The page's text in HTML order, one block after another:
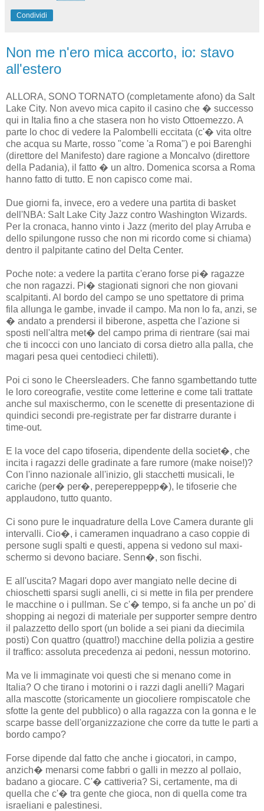
Condividi
Non me n'ero mica accorto, io: stavo
all'estero
ALLORA, SONO TORNATO (completamente afono) da Salt
Lake City. Non avevo mica capito il casino che � successo
qui in Italia fino a che stasera non ho visto Ottoemezzo. A
parte lo choc di vedere la Palombelli eccitata (c'� vita oltre
che acqua su Marte, rosso "come 'a Roma") e poi Barenghi
(direttore del Manifesto) dare ragione a Moncalvo (direttore
della Padania), il fatto � un altro. Domenica scorsa a Roma
hanno fatto di tutto. E non capisco come mai.
Due giorni fa, invece, ero a vedere una partita di basket
dell'NBA: Salt Lake City Jazz contro Washington Wizards.
Per la cronaca, hanno vinto i Jazz (merito del play Arruba e
dello spilungone russo che non mi ricordo come si chiama)
dentro il palpitante catino del Delta Center.
Poche note: a vedere la partita c'erano forse pi� ragazze
che non ragazzi. Pi� stagionati signori che non giovani
scalpitanti. Al bordo del campo se uno spettatore di prima
fila allunga le gambe, invade il campo. Ma non lo fa, anzi, se
� andato a prendersi il biberone, aspetta che l'azione si
sposti nell'altra met� del campo prima di rientrare (sai mai
che ti incocci con uno lanciato di corsa dietro alla palla, che
magari pesa quei centodieci chiletti).
Poi ci sono le Cheersleaders. Che fanno sgambettando tutte
le loro coreografie, vestite come letterine e come tali trattate
anche sul maxischermo, con le scenette di presentazione di
quindici secondi pre-registrate per far distrarre durante i
time-out.
E la voce del capo tifoseria, dipendente della societ�, che
incita i ragazzi delle gradinate a fare rumore (make noise!)?
Con l'inno nazionale all'inizio, gli stacchetti musicali, le
cariche (per� per�, perepereppepp�), le tifoserie che
applaudono, tutto quanto.
Ci sono pure le inquadrature della Love Camera durante gli
intervalli. Cio�, i cameramen inquadrano a caso coppie di
persone sugli spalti e questi, appena si vedono sul maxi-
schermo si devono baciare. Senn�, son fischi.
E all'uscita? Magari dopo aver mangiato nelle decine di
chioschetti sparsi sugli anelli, ci si mette in fila per prendere
le macchine o i pullman. Se c'� tempo, si fa anche un po' di
shopping ai negozi di materiale per supporter sempre dentro
il palazzetto dello sport (un bolide a sei piani da diecimila
posti) Con quattro (quattro!) macchine della polizia a gestire
il traffico: assoluta precedenza ai pedoni, nessun motorino.
Ma ve li immaginate voi questi che si menano come in
Italia? O che tirano i motorini o i razzi dagli anelli? Magari
alla mascotte (storicamente un giocoliere rompiscatole che
sfotte la gente del pubblico) o alla ragazza con la gonna e le
scarpe basse dell'organizzazione che corre da tutte le parti a
bordo campo?
Forse dipende dal fatto che anche i giocatori, in campo,
anzich� menarsi come fabbri o galli in mezzo al pollaio,
badano a giocare. C'� cattiveria? Si, certamente, ma di
quella che c'� tra gente che gioca, non di quella come tra
israeliani e palestinesi.